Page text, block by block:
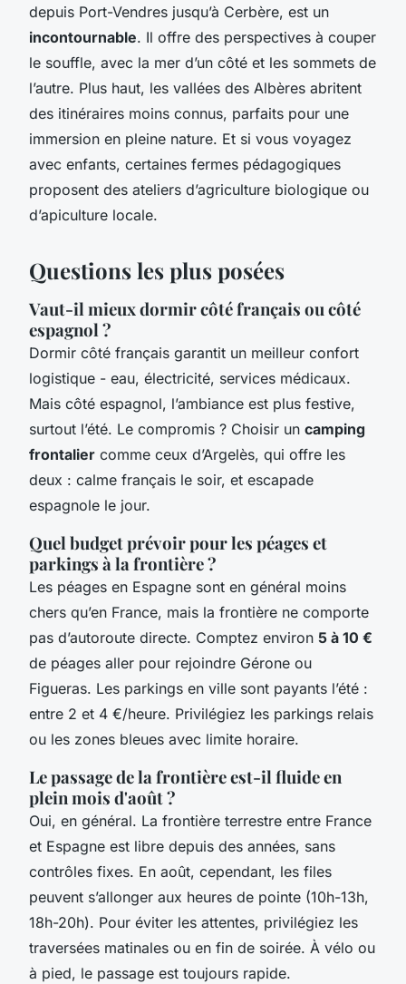
depuis Port-Vendres jusqu’à Cerbère, est un
incontournable. Il offre des perspectives à couper
le souffle, avec la mer d’un côté et les sommets de
l’autre. Plus haut, les vallées des Albères abritent
des itinéraires moins connus, parfaits pour une
immersion en pleine nature. Et si vous voyagez
avec enfants, certaines fermes pédagogiques
proposent des ateliers d’agriculture biologique ou
d’apiculture locale.
Questions les plus posées
Vaut-il mieux dormir côté français ou côté
espagnol ?
Dormir côté français garantit un meilleur confort
logistique - eau, électricité, services médicaux.
Mais côté espagnol, l’ambiance est plus festive,
surtout l’été. Le compromis ? Choisir un camping
frontalier comme ceux d’Argelès, qui offre les
deux : calme français le soir, et escapade
espagnole le jour.
Quel budget prévoir pour les péages et
parkings à la frontière ?
Les péages en Espagne sont en général moins
chers qu’en France, mais la frontière ne comporte
pas d’autoroute directe. Comptez environ 5 à 10 €
de péages aller pour rejoindre Gérone ou
Figueras. Les parkings en ville sont payants l’été :
entre 2 et 4 €/heure. Privilégiez les parkings relais
ou les zones bleues avec limite horaire.
Le passage de la frontière est-il fluide en
plein mois d'août ?
Oui, en général. La frontière terrestre entre France
et Espagne est libre depuis des années, sans
contrôles fixes. En août, cependant, les files
peuvent s’allonger aux heures de pointe (10h-13h,
18h-20h). Pour éviter les attentes, privilégiez les
traversées matinales ou en fin de soirée. À vélo ou
à pied, le passage est toujours rapide.